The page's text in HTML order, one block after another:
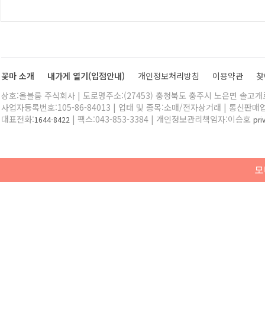
꽃마 소개 내가게 열기(입점안내) 개인정보처리방침 이용약관
상호:올블룸 주식회사 | 도로명주소:(27453) 충청북도 충주시 노은면 솔고
사업자등록번호:105-86-84013 | 업태 및 종목:소매/전자상거래 | 통신판매
대표전화:1644-8422 | 팩스:043-853-3384 | 개인정보관리책임자:이승호